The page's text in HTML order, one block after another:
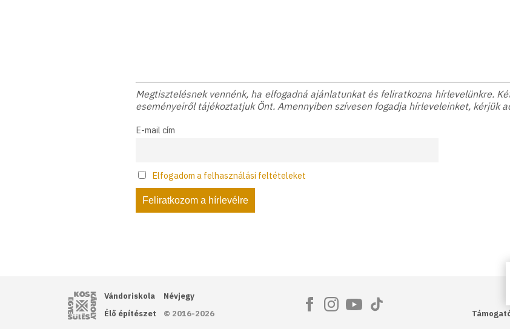
Megtisztelésnek vennénk, ha elfogadná ajánlatunkat és feliratkozna hírlevelünkre.
eseményeiről tájékoztatjuk Önt. Amennyiben szívesen fogadja hírleveleinket, kérjük
E-mail cím
Elfogadom a felhasználási feltételeket
Kós Károly Egyesülés
Vándoriskola
Élő építészet
Névjegy
© 2016-2026